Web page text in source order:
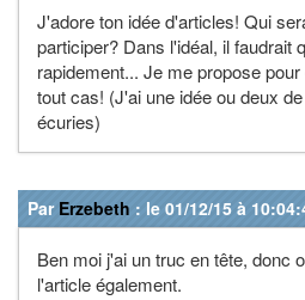
J'adore ton idée d'articles! Qui
participer? Dans l'idéal, il faudrait
rapidement... Je me propose
tout cas! (J'ai une idée ou deux
écuries)
Par Erzebeth : le 01/12/15 à
Ben moi j'ai un truc en tête, donc
l'article également.